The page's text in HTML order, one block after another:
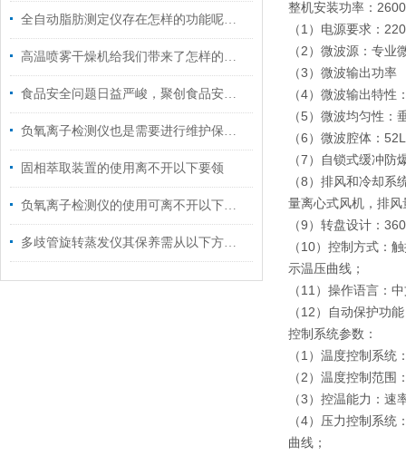
全自动脂肪测定仪存在怎样的功能呢？瞧着里
高温喷雾干燥机给我们带来了怎样的特点呢？
食品安全问题日益严峻，聚创食品安全检测仪来帮您
负氧离子检测仪也是需要进行维护保养的
固相萃取装置的使用离不开以下要领
负氧离子检测仪的使用可离不开以下维护
多歧管旋转蒸发仪其保养需从以下方面入手
整机安装功率：
（1）电源要求：
（2）微波源：专业
（3）微波输出功率
（4）微波输出特
（5）微波均匀性
（6）微波腔体：
（7）自锁式缓冲
（8）排风和冷却
量离心式风机，排
（9）转盘设计：
（10）控制方式：
示温压曲线；
（11）操作语言：
（12）自动保护功
控制系统参数：
（1）温度控制系
（2）温度控制范
（3）控温能力：速
（4）压力控制系
曲线；